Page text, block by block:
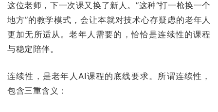
这位老师，下一次课又换了新人。”这种“打一枪换一个
地方”的教学模式，会让本就对技术心存疑虑的老年人
更加无所适从。老年人需要的，恰恰是连续性的课程
与稳定陪伴。
连续性，是老年人AI课程的底线要求。所谓连续性，
包含三重含义：